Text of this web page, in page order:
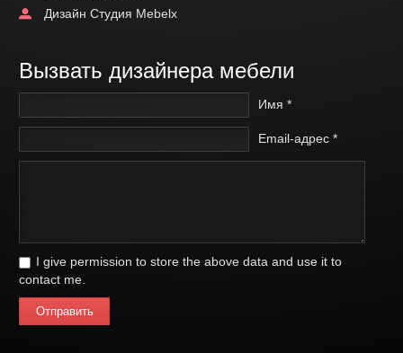
Дизайн Студия Mebelx
Вызвать дизайнера мебели
Имя *
Email-адрес *
I give permission to store the above data and use it to
contact me.
Отправить